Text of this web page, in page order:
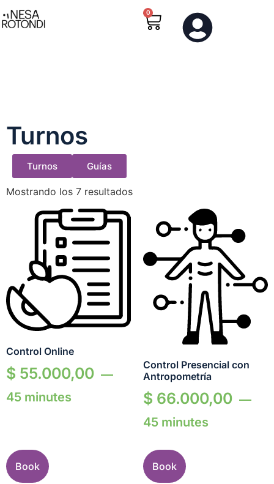
0
Turnos
Turnos Guías
Mostrando los 7 resultados
Control Online
$ 55.000,00
45 minutes
Book
Control Presencial con
Antropometría
$ 66.000,00
45 minutes
Book